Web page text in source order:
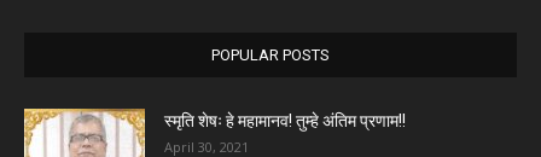
POPULAR POSTS
स्मृति शेषः हे महामानव! तुम्हे अंतिम प्रणाम!!
April 30, 2021